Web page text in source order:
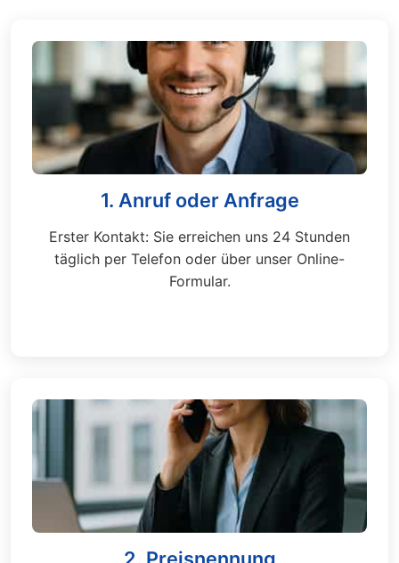
1. Anruf oder Anfrage
Erster Kontakt: Sie erreichen uns 24 Stunden
täglich per Telefon oder über unser Online-
Formular.